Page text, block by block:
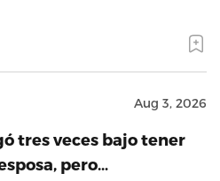
Aug 3, 2026
tres veces bajo tener
pero…